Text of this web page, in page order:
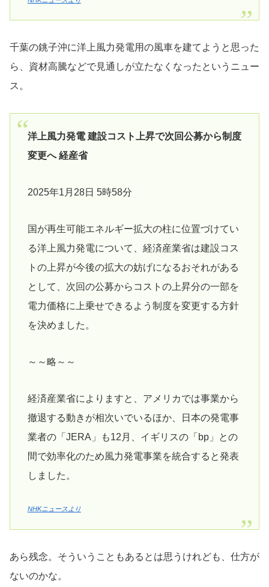
千葉の銚子沖に洋上風力発電用の風車を建てようと思った
ら、資材高騰などで見通しが立たなくなったというニュー
ス。
洋上風力発電 建設コスト上昇で次回公募から制度
変更へ 経産省
2025年1月28日 5時58分
国が再生可能エネルギー拡大の柱に位置づけてい
る洋上風力発電について、経済産業省は建設コス
トの上昇が今後の拡大の妨げになるおそれがある
として、次回の公募からコストの上昇分の一部を
電力価格に上乗せできるよう制度を変更する方針
を決めました。
～～略～～
経済産業省によりますと、アメリカでは事業から
撤退する動きが相次いでいるほか、日本の発電事
業者の「JERA」も12月、イギリスの「bp」との
間で効率化のため風力発電事業を統合すると発表
しました。
NHKニュースより
あら残念。そういうこともあるとは思うけれども、仕方が
ないのかな。